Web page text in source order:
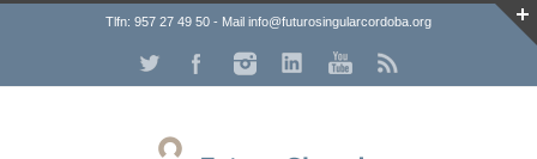
Tlfn: 957 27 49 50 - Mail info@futurosingularcordoba.org